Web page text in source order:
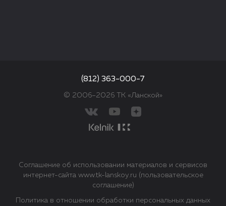
© 2006–2026 ТК «Ланской»
(812) 363-000-7
Политика в отношении обработки персональных данных
Соглашение об использовании материалов и сервисов
интернет-сайта www.tk-lanskoy.ru (пользовательское
соглашение)